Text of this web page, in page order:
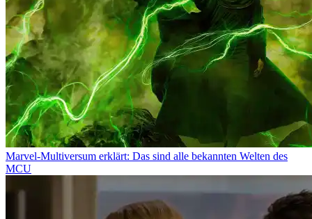
Marvel-Multiversum erklärt: Das sind alle bekannten Welten des
MCU